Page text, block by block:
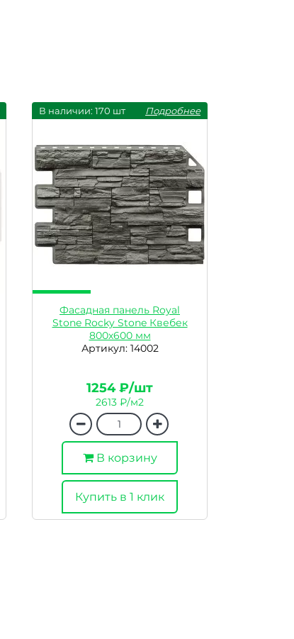
В наличии: 170 шт Подробнее
Фасадная панель Royal
Stone Rocky Stone Квебек
800х600 мм
Артикул: 14002
1254 ₽/шт
2613 ₽/м2
В корзину
Купить в 1 клик